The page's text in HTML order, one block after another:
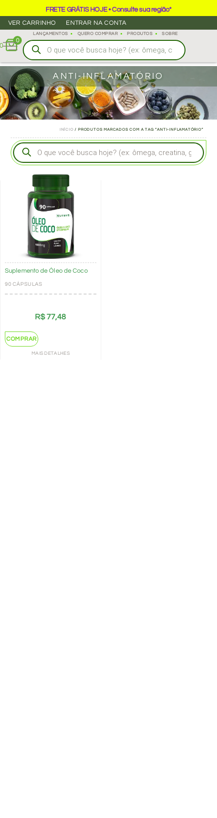
FRETE GRÁTIS HOJE • Consulte sua região*
VER CARRINHO
ENTRAR NA CONTA
LANÇAMENTOS QUERO COMPRAR PRODUTOS SOBRE
0
ANTI-INFLAMATÓRIO
INÍCIO / PRODUTOS MARCADOS COM A TAG “ANTI-INFLAMATÓRIO”
Suplemento de Óleo de Coco
90 CÁPSULAS
R$77,48
COMPRAR
MAIS DETALHES